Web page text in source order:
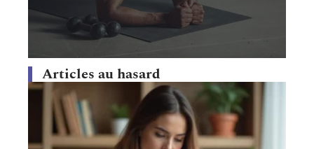
Articles au hasard